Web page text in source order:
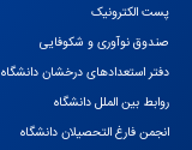
پست الکترونیک
صندوق نوآوری و شکوفایی
دفتر استعدادهای درخشان دانشگاه
روابط بین الملل دانشگاه
انجمن فارغ التحصیلان دانشگاه